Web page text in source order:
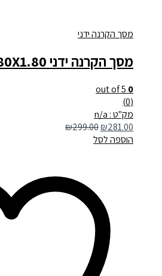
מסך הקרנה ידני
מסך הקרנה ידני 1.80X1.80 מטר AV-LINE
0
out of 5
מק"ט : n/a
₪281.00
₪299.00
הוספה לסל